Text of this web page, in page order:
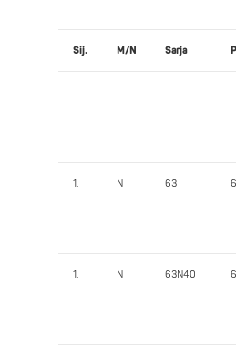
Sij. M/N Sarja
1. N 63
1. N 63N40